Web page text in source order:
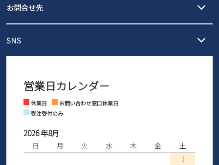
3,980円（税込）以上お買い上げで送料無料
発送日・送料詳細については
ご利用ください。
ご利用ください。
の片道無料サービスを実施中！
ントとしても安心してご利用いただけるよう、サイズ交換の受付期
さい。
お問合せ先
営業時間：11時～17時
※土日祝はお問い合わせ窓口休業日となります。
SNS
Facebook Instagram
営業日カレンダー
休業日
お問い合わせ窓口休業日
受注受付のみ
2026 年8月
日 月 火 水 木 金
土
1